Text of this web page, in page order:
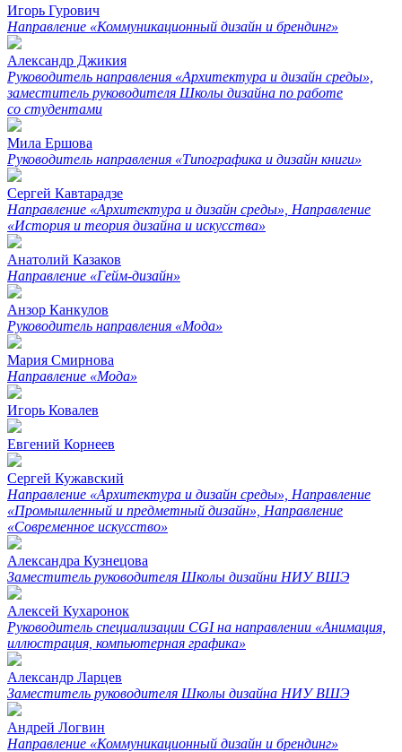
Игорь Гурович
Направление «Коммуникационный дизайн и брендинг»
Александр Джикия
Руководитель направления «Архитектура и дизайн среды»,
заместитель руководителя Школы дизайна по работе
со студентами
Мила Ершова
Руководитель направления «Типографика и дизайн книги»
Сергей Кавтарадзе
Направление «Архитектура и дизайн среды», Направление
«История и теория дизайна и искусства»
Анатолий Казаков
Направление «Гейм-дизайн»
Анзор Канкулов
Руководитель направления «Мода»
Мария Смирнова
Направление «Мода»
Игорь Ковалев
Евгений Корнеев
Сергей Кужавский
Направление «Архитектура и дизайн среды», Направление
«Промышленный и предметный дизайн», Направление
«Современное искусство»
Александра Кузнецова
Заместитель руководителя Школы дизайни НИУ ВШЭ
Алексей Кухаронок
Руководитель специализации CGI на направлении «Анимация,
иллюстрация, компьютерная графика»
Александр Ларцев
Заместитель руководителя Школы дизайна НИУ ВШЭ
Андрей Логвин
Направление «Коммуникационный дизайн и брендинг»